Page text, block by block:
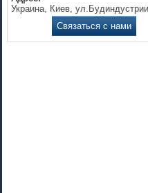
Украина, Киев,
Связаться с нами